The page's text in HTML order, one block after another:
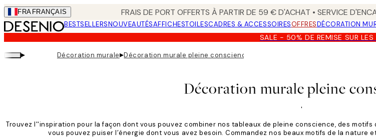
Skip
to
main
content.
FRA FRANÇAIS FRAIS DE PORT OFFERTS À PARTIR DE 59 € D'ACHAT • SERVICE
BESTSELLERSNOUVEAUTÉSAFFICHESTOILESCADRES & ACCESSOIRESOFFRESDÉCORATION
SALE - 50% DE REMISE SUR LES
▸ Décoration murale▸Décoration murale pleine conscience
Décoration murale pleine
'
Trouvez l''inspiration pour la façon dont vous pouvez combiner nos tableaux de pleine conscience, des
vous pouvez puiser l’énergie dont vous avez besoin. Commandez nos beaux motifs de la